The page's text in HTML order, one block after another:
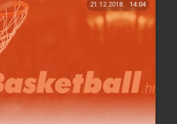
21.12.2018. 14:04